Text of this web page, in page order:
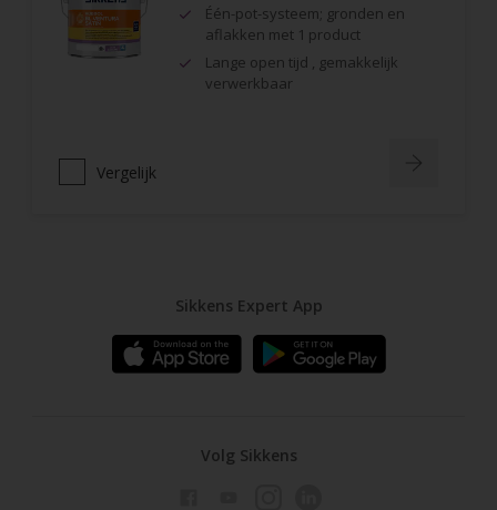
Één-pot-systeem; gronden en
aflakken met 1 product
Lange open tijd , gemakkelijk
verwerkbaar
Vergelijk
Sikkens Expert App
Volg Sikkens